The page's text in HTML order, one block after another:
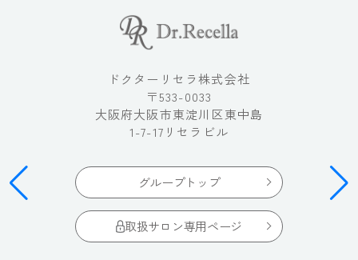
ドクターリセラ株式会社
〒533-0033
大阪府大阪市東淀川区東中島
1-7-17リセラビル
グループトップ
取扱サロン専用ページ